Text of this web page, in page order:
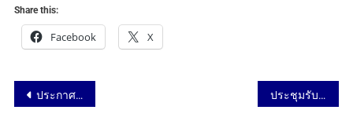
Share this:
Facebook X
ประกาศลำดับคิวเข้ารับฟังคำชี้แจง รายละเอียด และดูพัสดุ รายการครุภัณฑ์และวัสดุ ที่ชำรุด เสื่อมสภาพ จากการใช้งานตามปกติ ของสถาบันนวัตกรรมการเรียนรู้ จำนวน 195 รายการ ระหว่างวันที่ 13-15 กุมภาพันธ์ พ.ศ.2566 ประชุมรับฟังความคิดเห็นกรอบแนวทางการประกันคุณภาพภายนอก การศึกษาปฐมวัย ประจำปีงบประมาณ พ.ศ. 2566 ครั้งที่ 2 ภาคกลาง และภาคตะวันออก วันที่ 10 กุมภาพันธ์ 2566